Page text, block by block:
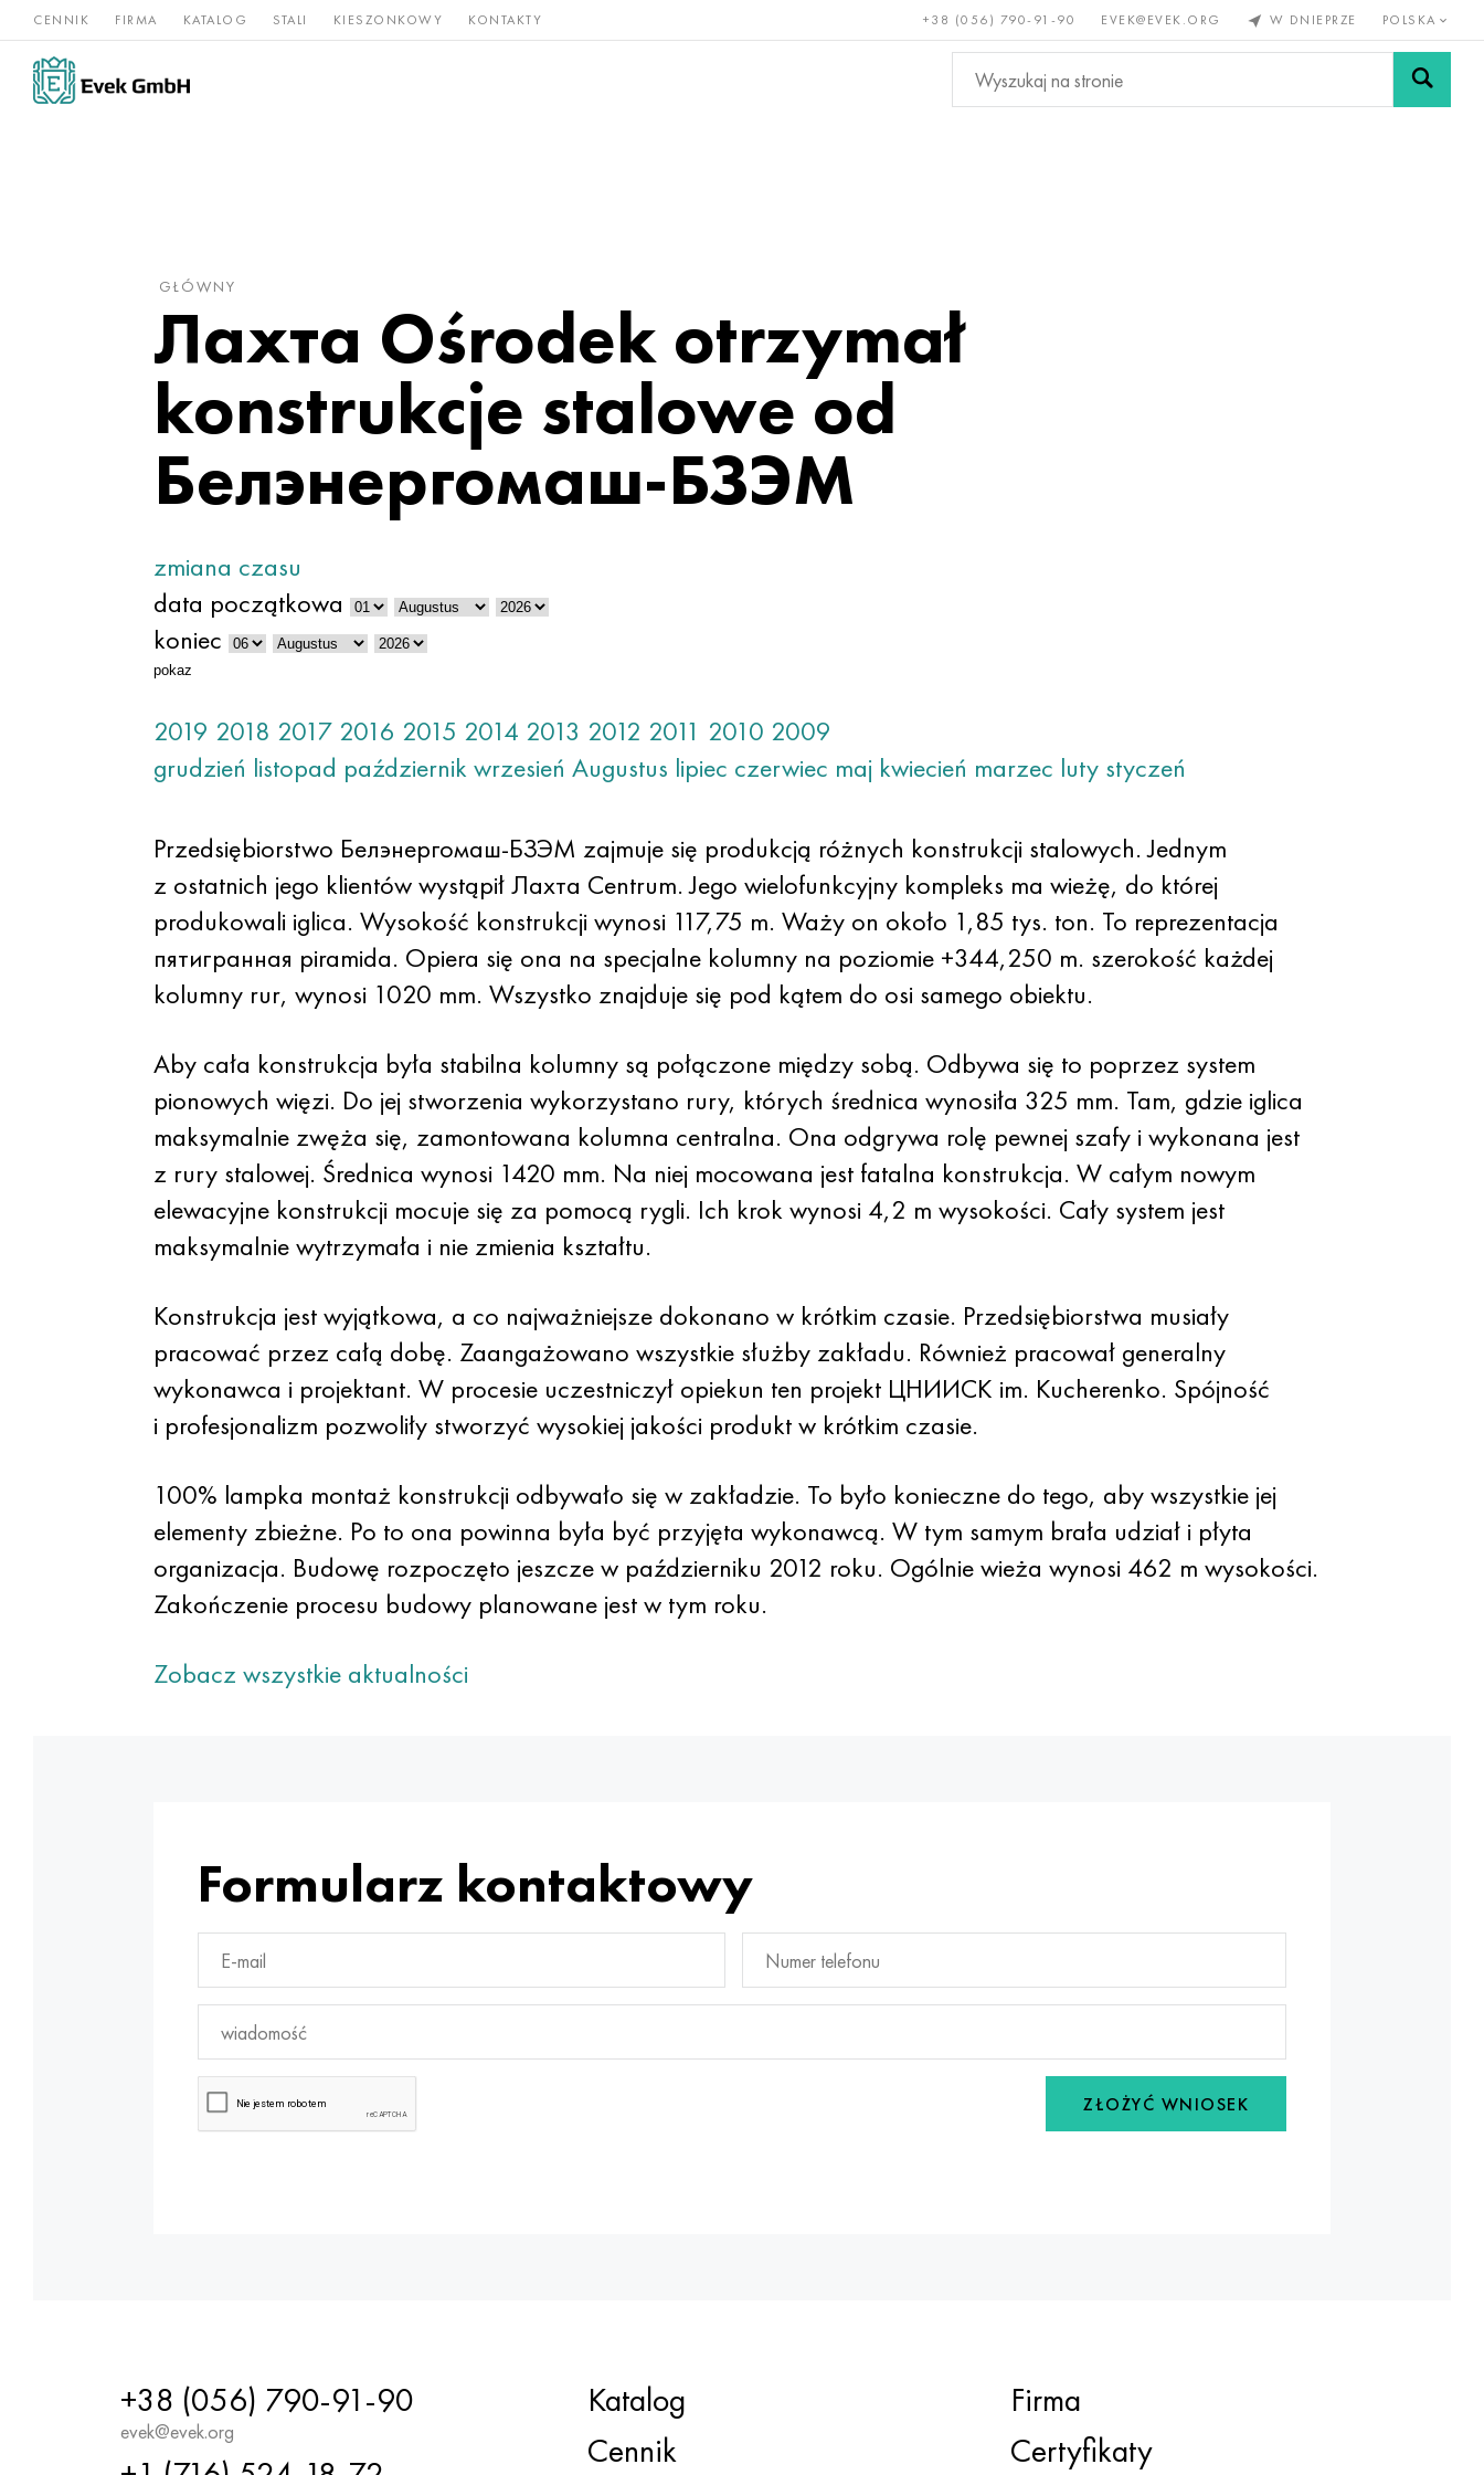
CENNIK FIRMA KATALOG STALI KIESZONKOWY KONTAKTY +38 (056) 790-91-90 EVEK@EVEK.ORG W DNIEPRZE POLSKA
Stopy
niklu
Stal Rzadkie i Brąz, miedź, Metale
nieżelazne
Stali Siatki i
GŁÓWNY
Лахта Ośrodek otrzymał
konstrukcje stalowe od
Белэнергомаш-БЗЭМ
zmiana czasu
data początkowa
koniec
pokaz
2019 2018 2017 2016 2015 2014 2013 2012 2011 2010 2009
grudzień listopad październikwrzesień Augustus lipiec czerwiec maj kwiecień marzec luty styczeń
Przedsiębiorstwo Белэнергомаш-БЗЭМ zajmuje się produkcją różnych konstrukcji stalowych. Jednym
z ostatnich jego klientów wystąpił Лахта Centrum. Jego wielofunkcyjny kompleks ma wieżę, do której
produkowali iglica. Wysokość konstrukcji wynosi 117,75 m. Waży on około 1,85 tys. ton. To reprezentacja
пятигранная piramida. Opiera się ona na specjalne kolumny na poziomie +344,250 m. szerokość każdej
kolumny rur, wynosi 1020 mm. Wszystko znajduje się pod kątem do osi samego obiektu.
Aby cała konstrukcja była stabilna kolumny są połączone między sobą. Odbywa się to poprzez system
pionowych więzi. Do jej stworzenia wykorzystano rury, których średnica wynosiła 325 mm. Tam, gdzie iglica
maksymalnie zwęża się, zamontowana kolumna centralna. Ona odgrywa rolę pewnej szafy i wykonana jest
z rury stalowej. Średnica wynosi 1420 mm. Na niej mocowana jest fatalna konstrukcja. W całym nowym
elewacyjne konstrukcji mocuje się za pomocą rygli. Ich krok wynosi 4,2 m wysokości. Cały system jest
maksymalnie wytrzymała i nie zmienia kształtu.
Konstrukcja jest wyjątkowa, a co najważniejsze dokonano w krótkim czasie. Przedsiębiorstwa musiały
pracować przez całą dobę. Zaangażowano wszystkie służby zakładu. Również pracował generalny
wykonawca i projektant. W procesie uczestniczył opiekun ten projekt ЦНИИСК im. Kucherenko. Spójność
i profesjonalizm pozwoliły stworzyć wysokiej jakości produkt w krótkim czasie.
100% lampka montaż konstrukcji odbywało się w zakładzie. To było konieczne do tego, aby wszystkie jej
elementy zbieżne. Po to ona powinna była być przyjęta wykonawcą. W tym samym brała udział i płyta
organizacja. Budowę rozpoczęto jeszcze w październiku 2012 roku. Ogólnie wieża wynosi 462 m wysokości.
Zakończenie procesu budowy planowane jest w tym roku.
Zobacz wszystkie aktualności
Formularz kontaktowy
ZŁOŻYĆ WNIOSEK
+38 (056) 790-91-90
evek@evek.org
Katalog
Cennik
Firma
Certyfikaty